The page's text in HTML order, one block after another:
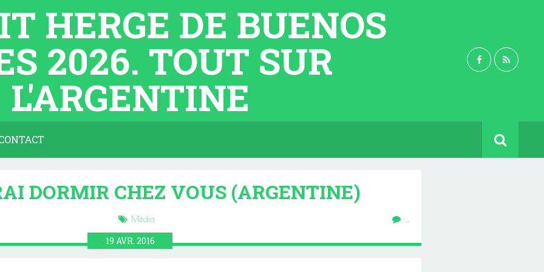
HERGE DE BUENOS
2026. TOUT SUR
L'ARGENTINE
DORMIR CHEZ VOUS (ARGENTINE)
Média …
19 AVR. 2016